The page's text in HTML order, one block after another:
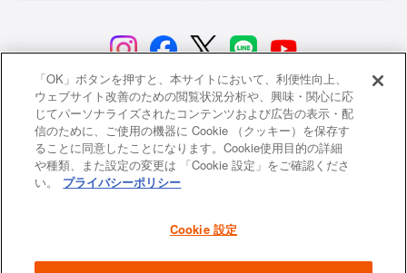
サイトポリシー 特定商取引法に基づく表示
並行輸入品について 個人情報保護方針
返品について
よくあるご質問 お問い合わせ
「OK」ボタンを押すと、本サイトにおいて、利便性向上、
ウェブサイト改善のための閲覧状況分析や、興味・関心に応
じてパーソナライズされたコンテンツおよび広告の表示・配
信のために、ご使用の機器に Cookie （クッキー）を保存す
ることに同意したことになります。Cookie使用目的の詳細
や種類、また設定の変更は 「Cookie 設定」をご確認くださ
い。
プライバシーポリシー
Cookie 設定